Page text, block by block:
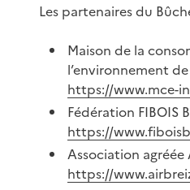
Les partenaires du
Maison de la
l’environnement de
https://www.mce-
Fédération FIBOIS
https://
Association agréée
https://